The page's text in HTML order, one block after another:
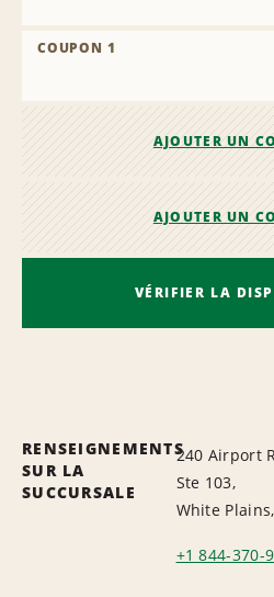
COUPON 1
AJOUTER UN
AJOUTER UN
VÉRIFIER LA
RENSEIGNEMENTS
SUR LA
SUCCURSALE
240 Airport
Ste 103,
White
+1 844-370-